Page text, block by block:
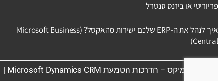
פריוריטי או ביזנס סנטרל
איך לנהל את ה-ERP שלכם ישירות מהאקסל? (Microsoft Business
Central)
תניב דיינמיקס – הדרכות הטמעת Microsoft Dynamics CRM |